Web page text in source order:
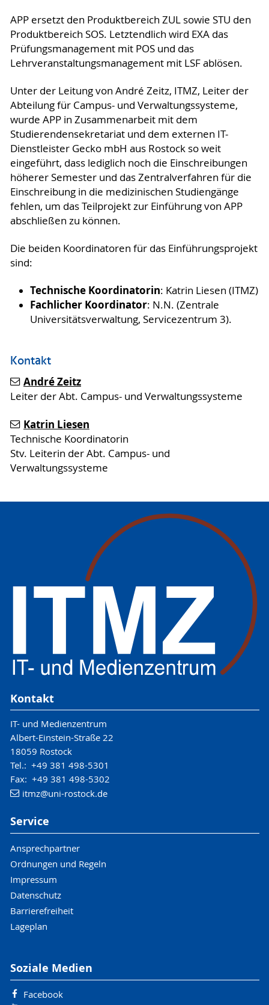
APP ersetzt den Produktbereich ZUL sowie STU den
Produktbereich SOS. Letztendlich wird EXA das
Prüfungsmanagement mit POS und das
Lehrveranstaltungsmanagement mit LSF ablösen.
Unter der Leitung von André Zeitz, ITMZ, Leiter der
Abteilung für Campus- und Verwaltungssysteme,
wurde APP in Zusammenarbeit mit dem
Studierendensekretariat und dem externen IT-
Dienstleister Gecko mbH aus Rostock so weit
eingeführt, dass lediglich noch die Einschreibungen
höherer Semester und das Zentralverfahren für die
Einschreibung in die medizinischen Studiengänge
fehlen, um das Teilprojekt zur Einführung von APP
abschließen zu können.
Die beiden Koordinatoren für das Einführungsprojekt
sind:
Technische Koordinatorin: Katrin Liesen (ITMZ)
Fachlicher Koordinator: N.N. (Zentrale
Universitätsverwaltung, Servicezentrum 3).
Kontakt
André Zeitz
Leiter der Abt. Campus- und Verwaltungssysteme
Katrin Liesen
Technische Koordinatorin
Stv. Leiterin der Abt. Campus- und
Verwaltungssysteme
Kontakt
IT- und Medienzentrum
Albert-Einstein-Straße 22
18059 Rostock
Tel.: +49 381 498-5301
Fax: +49 381 498-5302
itmz@uni-rostock.de
Service
Ansprechpartner
Ordnungen und Regeln
Impressum
Datenschutz
Barrierefreiheit
Lageplan
Soziale Medien
Facebook